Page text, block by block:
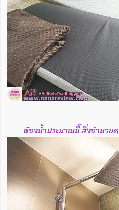
ห้องน้ำประมาณนี้ สิ่งอำนวย